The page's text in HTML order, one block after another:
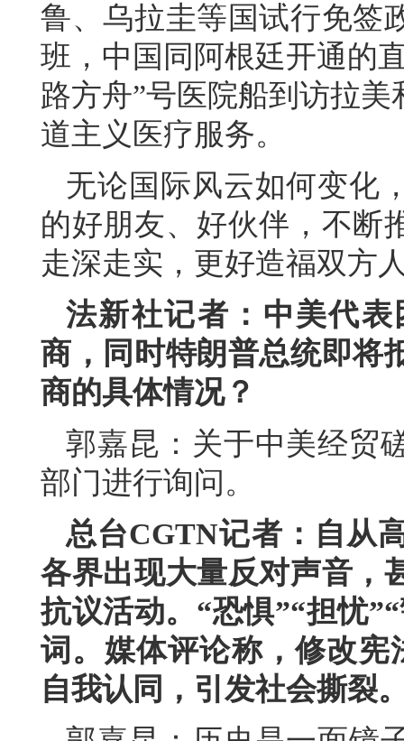
鲁、乌拉圭等国试行免签
班，中国同阿根廷开通的
路方舟”号医院船到访拉
道主义医疗服务。
无论国际风云如何变化
的好朋友、好伙伴，不断
走深走实，更好造福双方
法新社记者：中美代
商，同时特朗普总统即将
商的具体情况？
郭嘉昆：关于中美经贸
部门进行询问。
总台CGTN记者：自从
各界出现大量反对声音，
抗议活动。“恐惧”“担忧
词。媒体评论称，修改宪
自我认同，引发社会撕裂